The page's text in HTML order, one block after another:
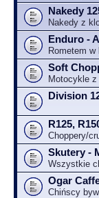
Nakedy
Nakedy z
Enduro -
Rometem w
Soft
Motocykle z
Division
R125,
Choppery/
Skutery -
Wszystkie
Ogar
Chińscy